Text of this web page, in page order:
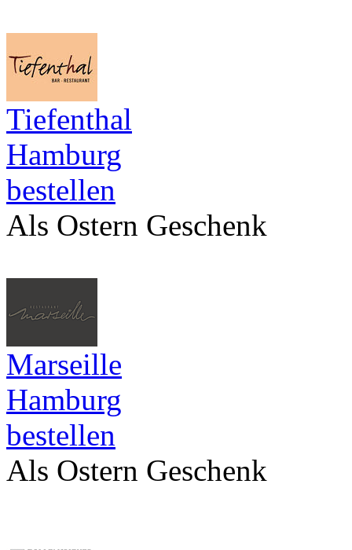
Tiefenthal
Hamburg
bestellen
Als Ostern Geschenk
Marseille
Hamburg
bestellen
Als Ostern Geschenk